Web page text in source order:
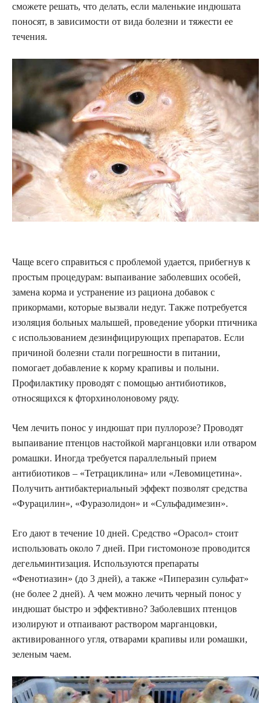
сможете решать, что делать, если маленькие индюшата
поносят, в зависимости от вида болезни и тяжести ее
течения.
Чаще всего справиться с проблемой удается, прибегнув к
простым процедурам: выпаивание заболевших особей,
замена корма и устранение из рациона добавок с
прикормами, которые вызвали недуг. Также потребуется
изоляция больных малышей, проведение уборки птичника
с использованием дезинфицирующих препаратов. Если
причиной болезни стали погрешности в питании,
помогает добавление к корму крапивы и полыни.
Профилактику проводят с помощью антибиотиков,
относящихся к фторхинолоновому ряду.
Чем лечить понос у индюшат при пуллорозе? Проводят
выпаивание птенцов настойкой марганцовки или отваром
ромашки. Иногда требуется параллельный прием
антибиотиков – «Тетрациклина» или «Левомицетина».
Получить антибактериальный эффект позволят средства
«Фурацилин», «Фуразолидон» и «Сульфадимезин».
Его дают в течение 10 дней. Средство «Орасол» стоит
использовать около 7 дней. При гистомонозе проводится
дегельминтизация. Используются препараты
«Фенотиазин» (до 3 дней), а также «Пиперазин сульфат»
(не более 2 дней). А чем можно лечить черный понос у
индюшат быстро и эффективно? Заболевших птенцов
изолируют и отпаивают раствором марганцовки,
активированного угля, отварами крапивы или ромашки,
зеленым чаем.